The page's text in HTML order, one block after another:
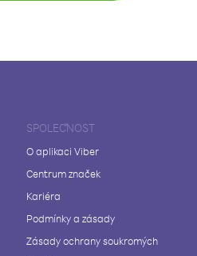
SPOLEČNOST
O aplikaci Viber
Centrum značek
Kariéra
Podmínky a zásady
Zásady ochrany soukromých